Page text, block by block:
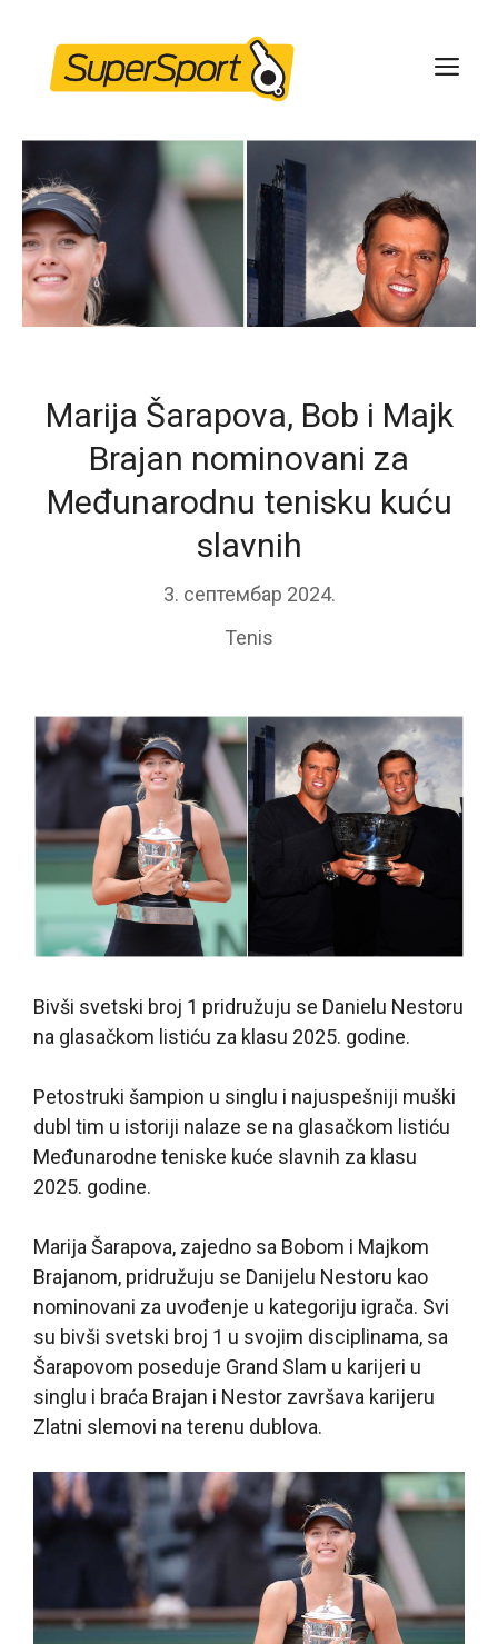
content
Marija Šarapova, Bob i Majk
Brajan nominovani za
Međunarodnu tenisku kuću
slavnih
3. септембар 2024.
Tenis
Bivši svetski broj 1 pridružuju se Danielu Nestoru
na glasačkom listiću za klasu 2025. godine.
Petostruki šampion u singlu i najuspešniji muški
dubl tim u istoriji nalaze se na glasačkom listiću
Međunarodne teniske kuće slavnih za klasu
2025. godine.
Marija Šarapova, zajedno sa Bobom i Majkom
Brajanom, pridružuju se Danijelu Nestoru kao
nominovani za uvođenje u kategoriju igrača. Svi
su bivši svetski broj 1 u svojim disciplinama, sa
Šarapovom poseduje Grand Slam u karijeri u
singlu i braća Brajan i Nestor završava karijeru
Zlatni slemovi na terenu dublova.